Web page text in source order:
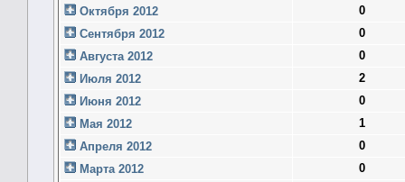
Октября 2012
0
Сентября 2012
0
Августа 2012
0
Июля 2012
2
Июня 2012
0
Мая 2012
1
Апреля 2012
0
Марта 2012
0